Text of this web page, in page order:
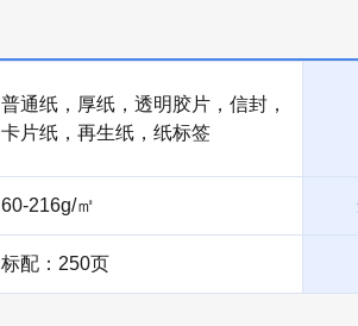
普通纸，厚纸，透明胶片，信封，
卡片纸，再生纸，纸标签
60-216g/㎡
标配：250页